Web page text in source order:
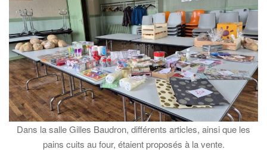
Dans la salle Gilles Baudron, différents articles, ainsi que les
pains cuits au four, étaient proposés à la vente.